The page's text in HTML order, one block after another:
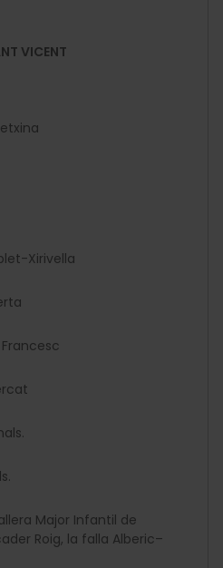
VICENT
Xirivella
Major Infantil de
Roig, la falla Alberic–